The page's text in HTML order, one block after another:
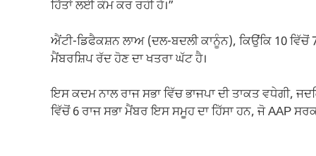
ਹਿੱਤਾਂ ਲਈ ਕੰਮ ਕਰ ਰਹੀ ਹੈ।”
ਐਂਟੀ-ਡਿਫੈਕਸ਼ਨ ਲਾਅ (ਦਲ-ਬਦਲੀ ਕਾਨੂੰਨ), ਕਿਉਂਕਿ 10
ਮੈਂਬਰਸ਼ਿਪ ਰੱਦ ਹੋਣ ਦਾ ਖਤਰਾ ਘੱਟ ਹੈ।
ਇਸ ਕਦਮ ਨਾਲ ਰਾਜ ਸਭਾ ਵਿੱਚ ਭਾਜਪਾ ਦੀ ਤਾਕਤ ਵਧੇਗੀ,
ਵਿੱਚੋਂ 6 ਰਾਜ ਸਭਾ ਮੈਂਬਰ ਇਸ ਸਮੂਹ ਦਾ ਹਿੱਸਾ ਹਨ, ਜੋ AAP